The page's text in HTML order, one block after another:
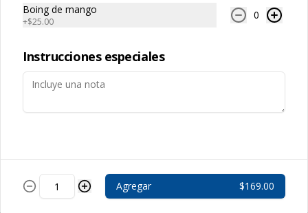
Conócenos
Términos y condiciones
Política de privacidad
Redes sociales
Facebook
Mi cuenta
Boing de mango
+$25.00
0
Instrucciones especiales
Agregar $169.00